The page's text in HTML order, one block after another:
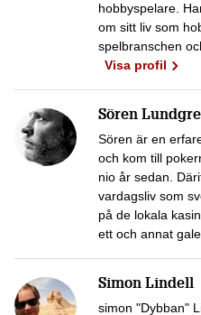
hobbyspelare.
om sitt liv som
spelbranschen
Visa profil
Sören
Sören är en
och kom till
nio år sedan.
vardagsliv som
på de lokala
ett och annat
Simon Lindell
simon "Dybban"